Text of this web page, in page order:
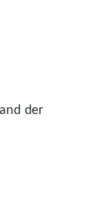
der